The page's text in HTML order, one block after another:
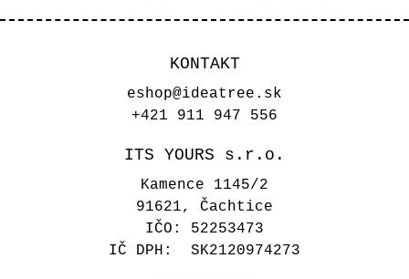
KONTAKT
eshop@ideatree.sk
+421 911 947 556
ITS YOURS s.r.o.
Kamence 1145/2
91621, Čachtice
IČO: 52253473
IČ DPH: SK2120974273